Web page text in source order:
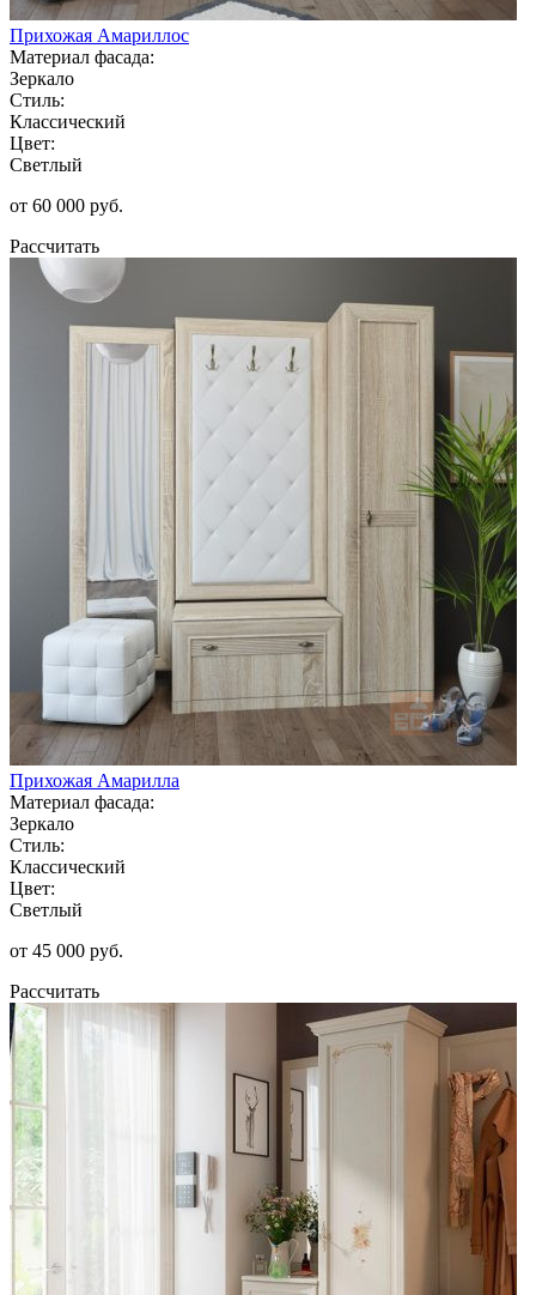
Прихожая Амариллос
Материал фасада:
Зеркало
Стиль:
Классический
Цвет:
Светлый
от 60 000 руб.
Рассчитать
Прихожая Амарилла
Материал фасада:
Зеркало
Стиль:
Классический
Цвет:
Светлый
от 45 000 руб.
Рассчитать